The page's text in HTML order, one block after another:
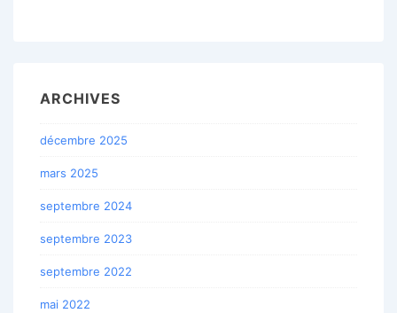
ARCHIVES
décembre 2025
mars 2025
septembre 2024
septembre 2023
septembre 2022
mai 2022